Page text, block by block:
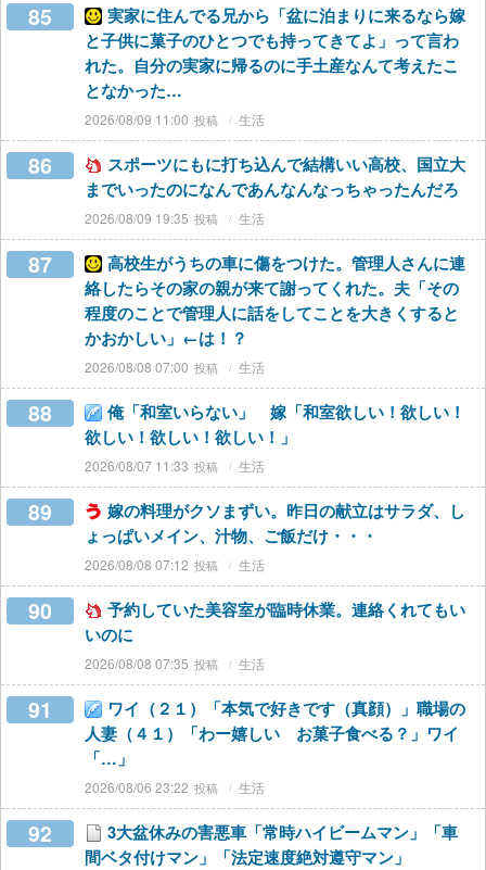
85
実家に住んでる兄から「盆に泊まりに来るなら嫁
と子供に菓子のひとつでも持ってきてよ」って言わ
れた。自分の実家に帰るのに手土産なんて考えたこ
となかった…
2026/08/09 11:00 生活
86
スポーツにもに打ち込んで結構いい高校、国立大
までいったのになんであんなんなっちゃったんだろ
2026/08/09 19:35 生活
87
高校生がうちの車に傷をつけた。管理人さんに連
絡したらその家の親が来て謝ってくれた。夫「その
程度のことで管理人に話をしてことを大きくすると
かおかしい」←は！？
2026/08/08 07:00 生活
88
俺「和室いらない」 嫁「和室欲しい！欲しい！
欲しい！欲しい！欲しい！」
2026/08/07 11:33 生活
89
嫁の料理がクソまずい。昨日の献立はサラダ、し
ょっぱいメイン、汁物、ご飯だけ・・・
2026/08/08 07:12 生活
90
予約していた美容室が臨時休業。連絡くれてもい
いのに
2026/08/08 07:35 生活
91
ワイ（２１）「本気で好きです（真顔）」職場の
人妻（４１）「わー嬉しい お菓子食べる？」ワイ
「…」
2026/08/06 23:22 生活
92
3大盆休みの害悪車「常時ハイビームマン」「車
間ベタ付けマン」「法定速度絶対遵守マン」